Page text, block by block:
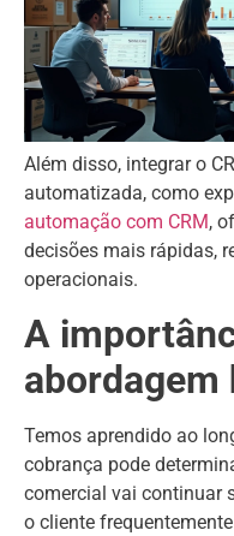
Além disso, integrar o
automatizada, como
automação com CRM,
decisões mais rápidas,
operacionais.
A
abordagem
Temos aprendido ao
cobrança pode
comercial vai continuar
o cliente